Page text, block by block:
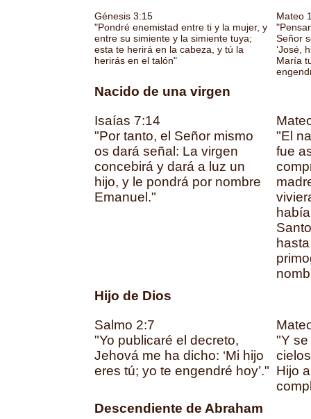
Génesis 3:15
"Pondré enemistad entre ti y la mujer, y
entre su simiente y la simiente tuya;
esta te herirá en la cabeza, y tú la
herirás en el talón"
Mateo
Señor
‘José,
María
Nacido de una virgen
Isaías 7:14
"Por tanto, el Señor mismo
os dará señal: La virgen
concebirá y dará a luz un
hijo, y le pondrá por nombre
Emanuel."
"El
fue
Hijo de Dios
Salmo 2:7
"Yo publicaré el decreto,
Jehová me ha dicho: ‘Mi hijo
eres tú; yo te engendré hoy’."
"Y
Hijo
Descendiente de Abraham